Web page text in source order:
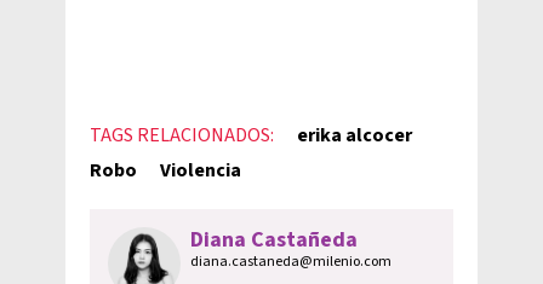
TAGS RELACIONADOS:
erika alcocer
Robo
Violencia
Diana Castañeda
diana.castaneda@milenio.com